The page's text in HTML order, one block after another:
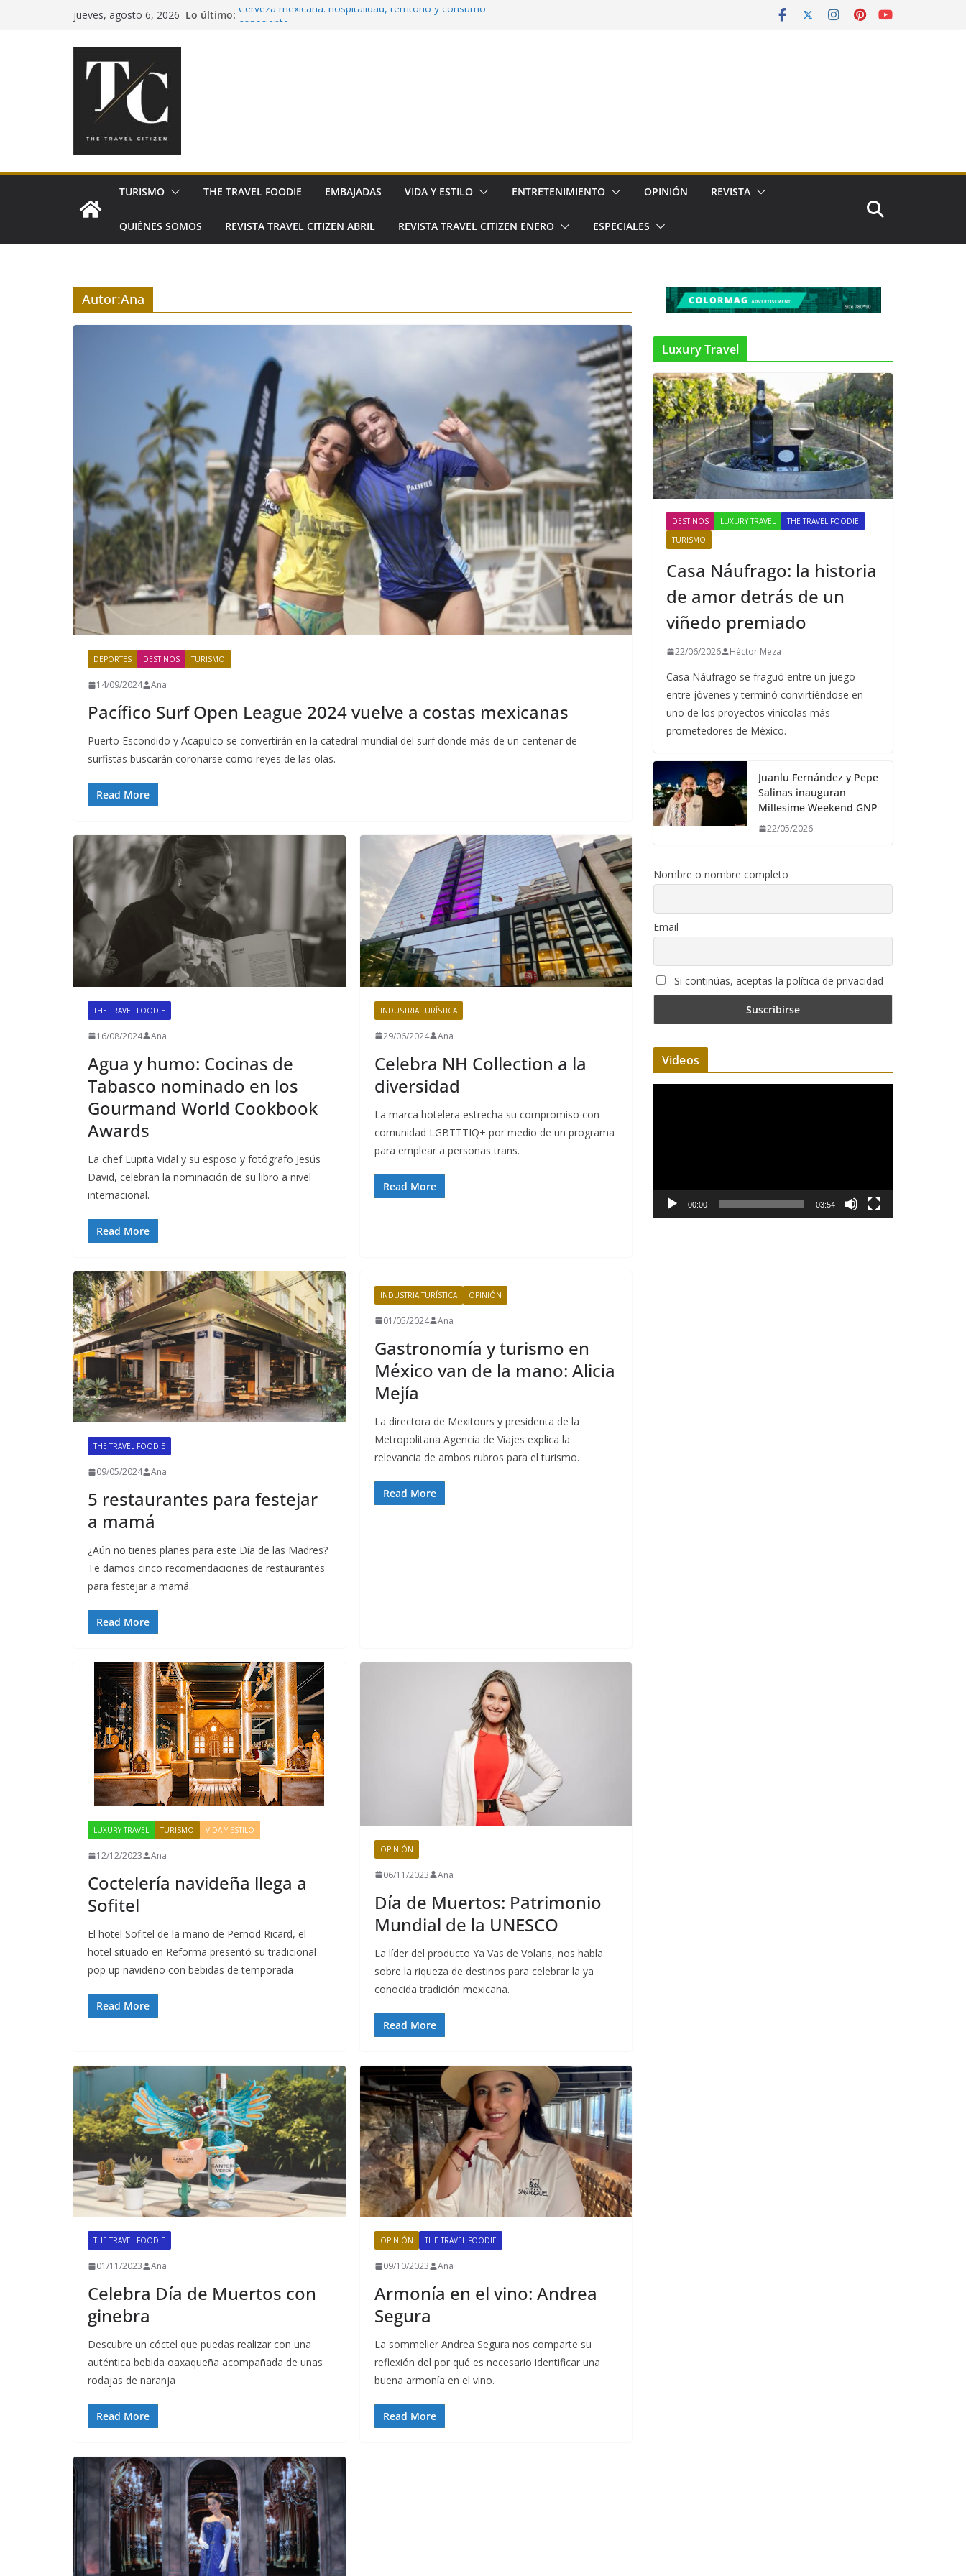
jueves, agosto 6, 2026 Lo último: Cerveza mexicana: hospitalidad, territorio y consumo
TURISMO THE TRAVEL FOODIE EMBAJADAS VIDA Y ESTILO ENTRETENIMIENTO OPINIÓN REVISTA
QUIÉNES SOMOS REVISTA TRAVEL CITIZEN ABRIL REVISTA TRAVEL CITIZEN ENERO ESPECIALES
Autor:Ana
DEPORTES DESTINOS TURISMO
14/09/2024 Ana
Pacífico Surf Open League 2024 vuelve a costas mexicanas
Puerto Escondido y Acapulco se convertirán en la catedral mundial del surf donde más de un centenar de
surfistas buscarán coronarse como reyes de las olas.
Read More
THE TRAVEL FOODIE
16/08/2024 Ana
Agua y humo: Cocinas de
Tabasco nominado en los
Gourmand World Cookbook
Awards
La chef Lupita Vidal y su esposo y fotógrafo Jesús
David, celebran la nominación de su libro a nivel
internacional.
Read More
INDUSTRIA TURÍSTICA
29/06/2024 Ana
Celebra NH Collection a la
diversidad
La marca hotelera estrecha su compromiso con
comunidad LGBTTTIQ+ por medio de un programa
para emplear a personas trans.
Read More
THE TRAVEL FOODIE
09/05/2024 Ana
5 restaurantes para festejar
a mamá
¿Aún no tienes planes para este Día de las Madres?
Te damos cinco recomendaciones de restaurantes
para festejar a mamá.
Read More
INDUSTRIA TURÍSTICA OPINIÓN
01/05/2024 Ana
Gastronomía y turismo en
México van de la mano: Alicia
Mejía
La directora de Mexitours y presidenta de la
Metropolitana Agencia de Viajes explica la
relevancia de ambos rubros para el turismo.
Read More
LUXURY TRAVEL TURISMO VIDA Y ESTILO
12/12/2023 Ana
Coctelería navideña llega a
Sofitel
El hotel Sofitel de la mano de Pernod Ricard, el
hotel situado en Reforma presentó su tradicional
pop up navideño con bebidas de temporada
Read More
OPINIÓN
06/11/2023 Ana
Día de Muertos: Patrimonio
Mundial de la UNESCO
La líder del producto Ya Vas de Volaris, nos habla
sobre la riqueza de destinos para celebrar la ya
conocida tradición mexicana.
Read More
THE TRAVEL FOODIE
01/11/2023 Ana
Celebra Día de Muertos con
ginebra
Descubre un cóctel que puedas realizar con una
auténtica bebida oaxaqueña acompañada de unas
rodajas de naranja
Read More
OPINIÓN THE TRAVEL FOODIE
09/10/2023 Ana
Armonía en el vino: Andrea
Segura
La sommelier Andrea Segura nos comparte su
reflexión del por qué es necesario identificar una
buena armonía en el vino.
Read More
Luxury Travel
DESTINOS LUXURY TRAVEL
THE TRAVEL FOODIE
TURISMO
Casa Náufrago: la historia
de amor detrás de un
viñedo premiado
22/06/2026 Héctor Meza
Casa Náufrago se fraguó entre un juego
entre jóvenes y terminó convirtiéndose en
uno de los proyectos vinícolas más
prometedores de México.
Juanlu Fernández y Pepe
Salinas inauguran
Millesime Weekend GNP
22/05/2026
Nombre o nombre completo
Email
Si continúas, aceptas la política de privacidad
Videos
c
00:00 03:54